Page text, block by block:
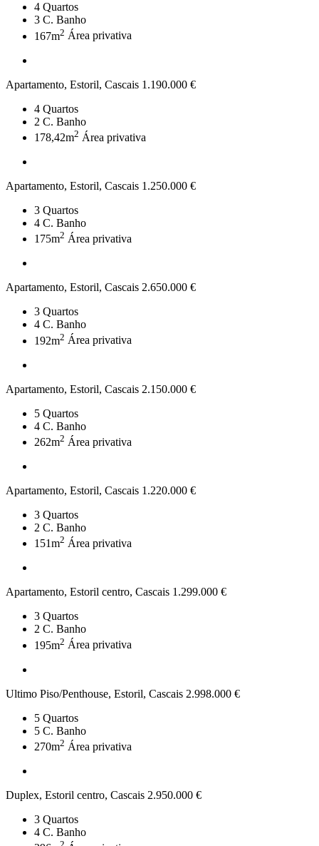
4 Quartos
3 C. Banho
167m2 Área privativa
Apartamento, Estoril, Cascais 1.190.000 €
4 Quartos
2 C. Banho
178,42m2 Área privativa
Apartamento, Estoril, Cascais 1.250.000 €
3 Quartos
4 C. Banho
175m2 Área privativa
Apartamento, Estoril, Cascais 2.650.000 €
3 Quartos
4 C. Banho
192m2 Área privativa
Apartamento, Estoril, Cascais 2.150.000 €
5 Quartos
4 C. Banho
262m2 Área privativa
Apartamento, Estoril, Cascais 1.220.000 €
3 Quartos
2 C. Banho
151m2 Área privativa
Apartamento, Estoril centro, Cascais 1.299.000 €
3 Quartos
2 C. Banho
195m2 Área privativa
Ultimo Piso/Penthouse, Estoril, Cascais 2.998.000 €
5 Quartos
5 C. Banho
270m2 Área privativa
Duplex, Estoril centro, Cascais 2.950.000 €
3 Quartos
4 C. Banho